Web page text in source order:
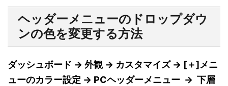
ヘッダーメニューのドロップダウ
ンの色を変更する方法
ダッシュボード → 外観 → カスタマイズ → [＋]メニ
ューのカラー設定 → PCヘッダーメニュー → 下層